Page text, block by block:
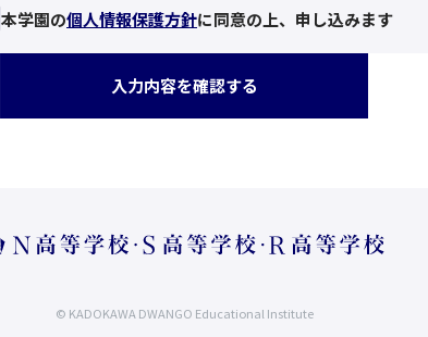
本学園の個人情報保護方針に同意の上、申し込みます
入力内容を確認する
© KADOKAWA DWANGO Educational Institute